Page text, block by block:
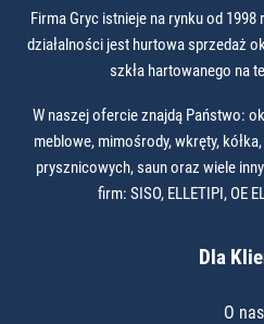
Firma Gryc istnieje na rynku od
działalności jest hurtowa sprzedaż
szkła hartowanego na
W naszej ofercie znajdą Państwo:
meblowe, mimośrody, wkręty,
prysznicowych, saun oraz wiele
firm: SISO, ELLETIPI, OE
Dla
O nas